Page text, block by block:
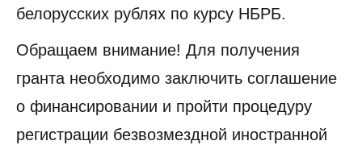
белорусских рублях по курсу НБРБ.
Обращаем внимание! Для получения
гранта необходимо заключить соглашение
о финансировании и пройти процедуру
регистрации безвозмездной иностранной